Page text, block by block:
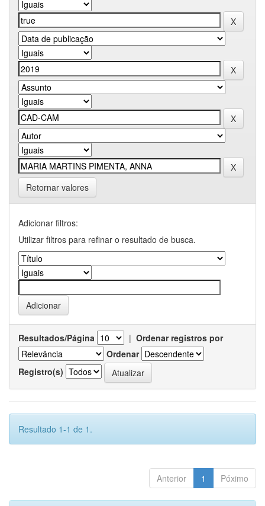
Retornar valores
Adicionar filtros:
Utilizar filtros para refinar o resultado de busca.
Resultados/Página | Ordenar registros por
Ordenar
Registro(s)
Resultado 1-1 de 1.
Anterior 1 Póximo